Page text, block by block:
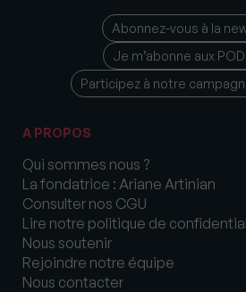
Abonnez-vous à la
Je m’abonne aux
Participez à notre
A PROPOS
Qui sommes nous ?
La fondatrice : Ariane Artinian
Consulter nos CGU
Lire notre politique de
Nous soutenir
Rejoindre notre équipe
Nous contacter